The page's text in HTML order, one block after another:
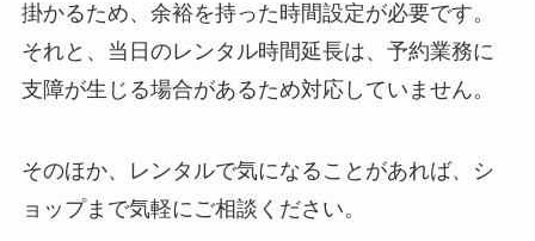
掛かるため、余裕を持った時間設定が必要です。
それと、当日のレンタル時間延長は、予約業務に
支障が生じる場合があるため対応していません。
そのほか、レンタルで気になることがあれば、シ
ョップまで気軽にご相談ください。